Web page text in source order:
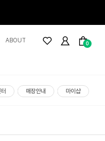
ABOUT 0
매장안내 마이샵